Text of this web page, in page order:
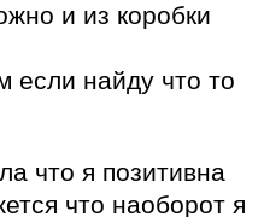
и из коробки
если найду что то
что я позитивна
что наоборот я